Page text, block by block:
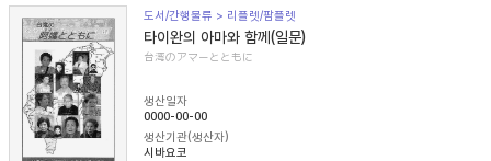
도서/간행물류 > 리플렛/팜플렛
타이완의 아마와 함께(일문)
台湾のアマーとともに
생산일자
0000-00-00
생산기관(생산자)
시바요코